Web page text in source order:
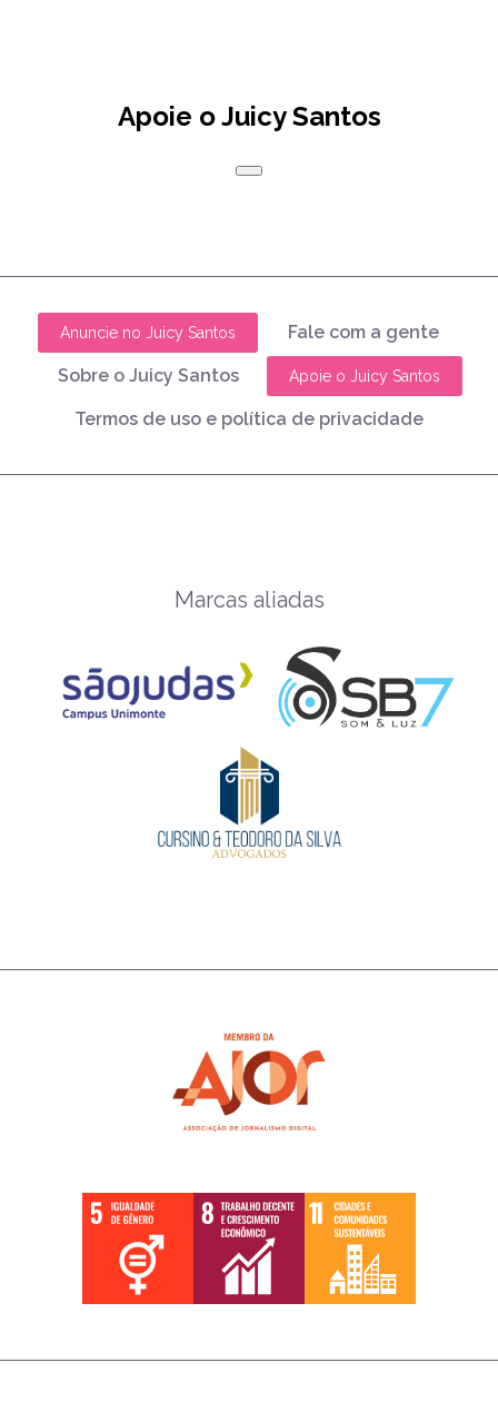
Apoie o Juicy Santos
Anuncie no Juicy Santos Fale com a gente
Sobre o Juicy Santos Apoie o Juicy Santos
Termos de uso e política de privacidade
Marcas aliadas